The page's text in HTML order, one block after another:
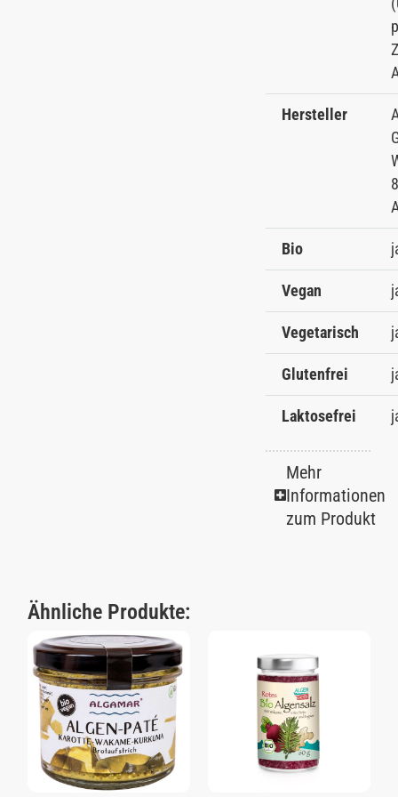
Hersteller
Bio
Vegan
Vegetarisch
Glutenfrei
Laktosefrei
Mehr
Informationen
zum Produkt
Ähnliche Produkte: